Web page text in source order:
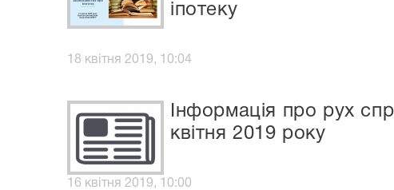
іпотеку
18 квітня 2019, 10:04
Інформація про рух
квітня 2019 року
16 квітня 2019, 10:00